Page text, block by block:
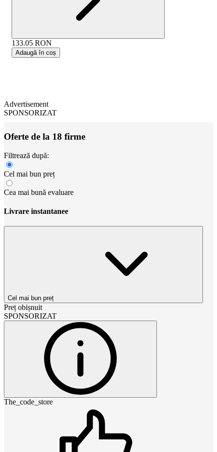
133.05 RON
Adaugă în coș
Advertisement
SPONSORIZAT
Oferte de la 18 firme
Filtrează după:
Cel mai bun preț
Cea mai bună evaluare
Livrare instantanee
Cel mai bun preț
Preț obișnuit
SPONSORIZAT
The_code_store